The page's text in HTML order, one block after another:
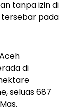
tanpa izin di
tersebar pada
di
seluas 687